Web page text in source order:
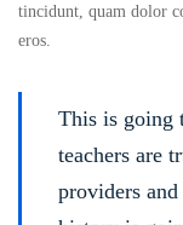
tincidunt, quam dolor
eros.
This is going
teachers are
providers